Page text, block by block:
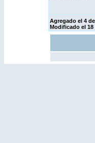
Agregado el 4
Modificado el 18